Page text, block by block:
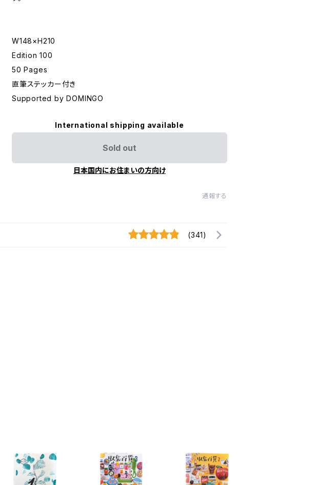
W148×H210
Edition 100
50 Pages
直筆ステッカー付き
Supported by DOMINGO
International shipping available
Sold out
日本国内にお住まいの方向け
通報する
(341)